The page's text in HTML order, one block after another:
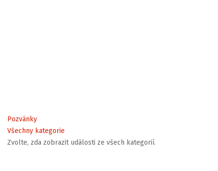
Pozvánky
Všechny kategorie
Zvolte, zda zobrazit události ze všech kategorií.